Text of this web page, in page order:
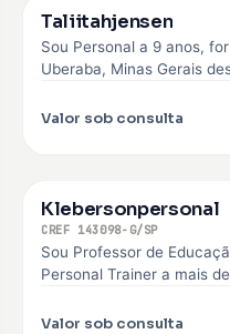
Taliitahjensen
Sou Personal a 9 anos,
Uberaba, Minas Gerais
Valor sob consulta
Klebersonpersonal
CREF 143098-G/SP
Sou Professor de
Personal Trainer a mais
Valor sob consulta